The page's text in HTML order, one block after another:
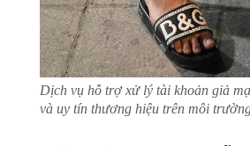
Dịch vụ hỗ trợ xử lý tài khoản giả
và uy tín thương hiệu trên môi